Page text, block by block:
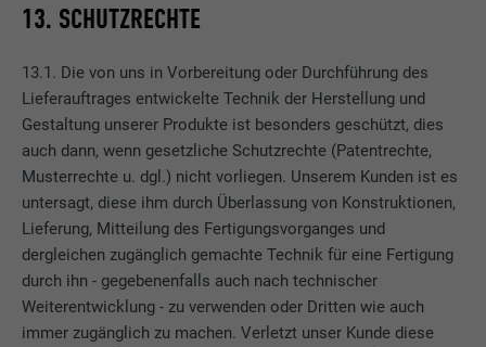
13. SCHUTZRECHTE
13.1. Die von uns in Vorbereitung oder Durchführung des
Lieferauftrages entwickelte Technik der Herstellung und
Gestaltung unserer Produkte ist besonders geschützt, dies
auch dann, wenn gesetzliche Schutzrechte (Patentrechte,
Musterrechte u. dgl.) nicht vorliegen. Unserem Kunden ist es
untersagt, diese ihm durch Überlassung von Konstruktionen,
Lieferung, Mitteilung des Fertigungsvorganges und
dergleichen zugänglich gemachte Technik für eine Fertigung
durch ihn - gegebenenfalls auch nach technischer
Weiterentwicklung - zu verwenden oder Dritten wie auch
immer zugänglich zu machen. Verletzt unser Kunde diese
Laufzeit 3 Monate
Zweck
Wird von Facebook genutzt, um eine Reihe
von Werbeprodukten anzuzeigen, zum
Beispiel Echtzeitgebote dritter
Werbetreibender.
Name IDE
Anbieter doubleclick.net
Laufzeit